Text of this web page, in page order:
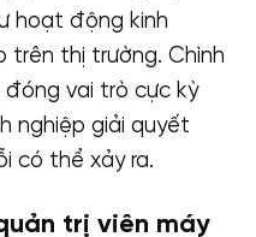
hoạt động kinh
trên thị trường. Chình
đóng vai trò cực kỳ
nghiệp giải quyết
có thể xảy ra.
trị viên máy